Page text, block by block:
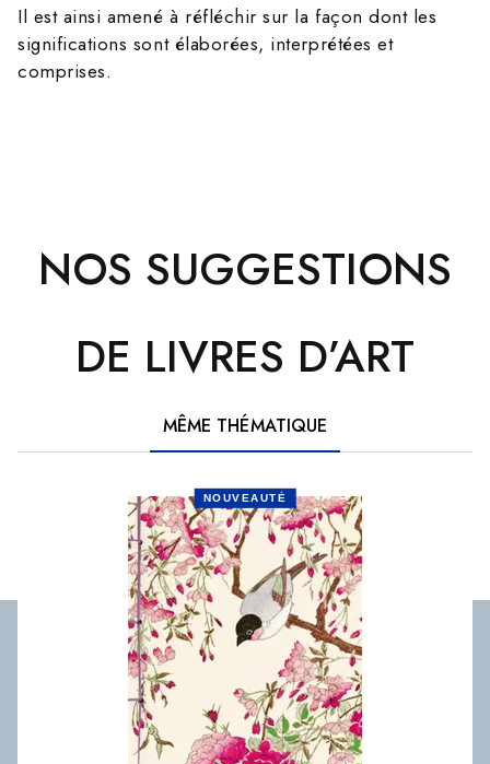
Il est ainsi amené à réfléchir sur la façon dont les
significations sont élaborées, interprétées et
comprises.
NOS SUGGESTIONS
DE LIVRES D’ART
MÊME THÉMATIQUE
NOUVEAUTÉ